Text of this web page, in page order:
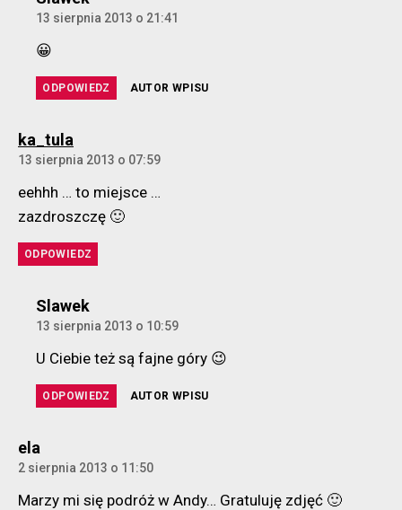
13 sierpnia 2013 o 21:41
😀
ODPOWIEDZ AUTOR WPISU
ka_tula
13 sierpnia 2013 o 07:59
eehhh … to miejsce …
zazdroszczę 🙂
ODPOWIEDZ
Slawekkomentarz:
13 sierpnia 2013 o 10:59
U Ciebie też są fajne góry 😉
ODPOWIEDZ AUTOR WPISU
ela
2 sierpnia 2013 o 11:50
Marzy mi się podróż w Andy… Gratuluję zdjęć 🙂